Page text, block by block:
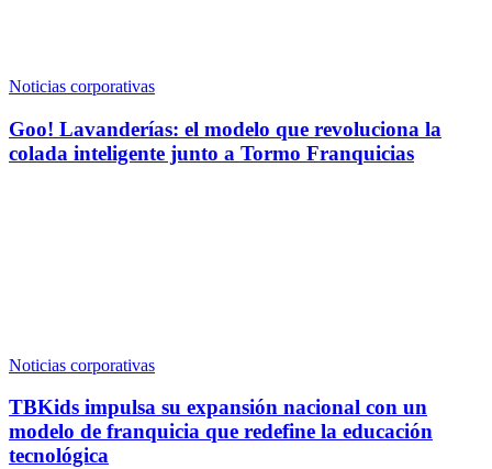
Noticias corporativas
Goo! Lavanderías: el modelo que revoluciona la
colada inteligente junto a Tormo Franquicias
Noticias corporativas
TBKids impulsa su expansión nacional con un
modelo de franquicia que redefine la educación
tecnológica